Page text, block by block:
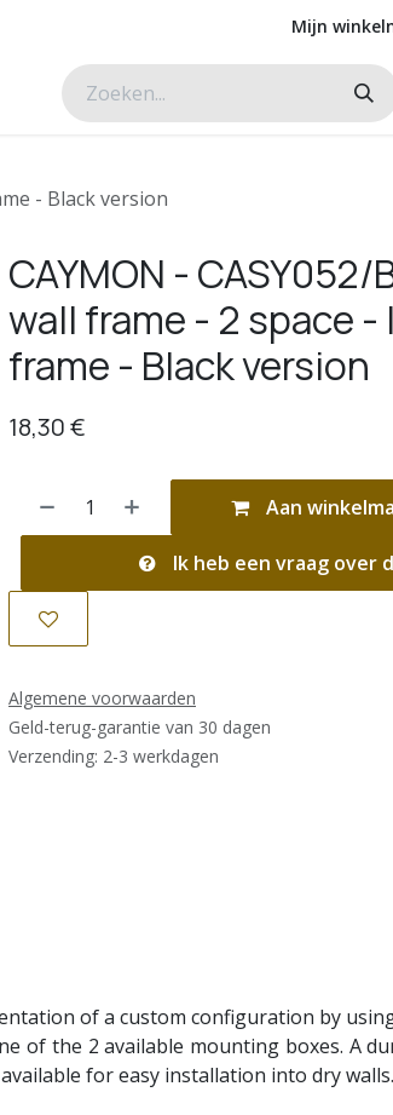
Mijn
- Black version
CAYMON - CASY052/
wall frame - 2 space -
frame - Black version
18,30€
Aan
Ik heb een vraag over
Algemene voorwaarden
Geld-terug-garantie van 30 dagen
Verzending: 2-3 werkdagen
of a custom configuration by
of the 2 available mounting boxes. A
for easy installation into dry walls.